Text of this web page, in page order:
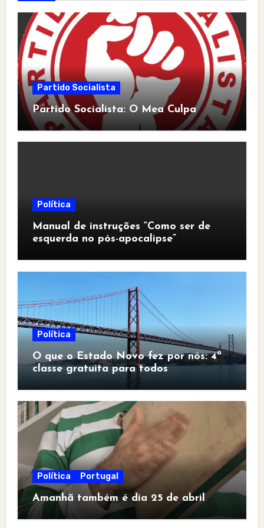
Partido Socialista
Partido Socialista: O Mea Culpa
Política
Manual de instruções “Como ser de
esquerda no pós-apocalipse”
Política
O que o Estado Novo fez por nós: 4ª
classe gratuita para todos
Política Portugal
Amanhã também é dia 25 de abril